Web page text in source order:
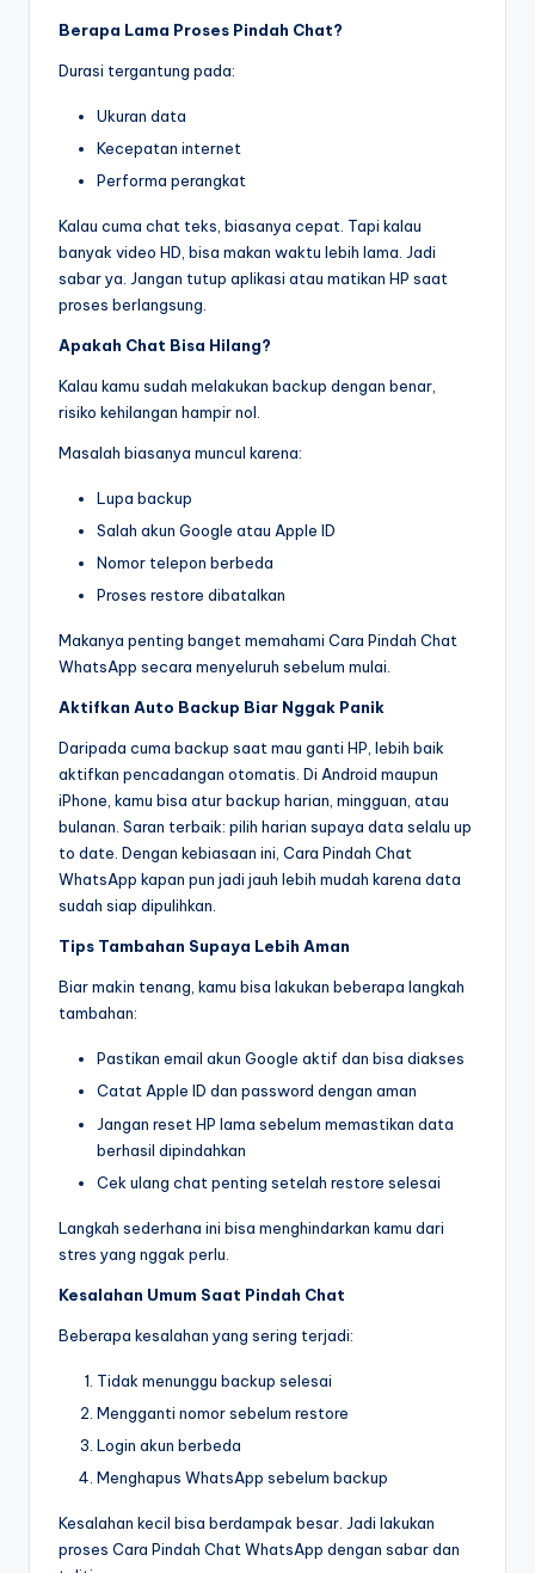
Berapa Lama Proses Pindah Chat?
Durasi tergantung pada:
Ukuran data
Kecepatan internet
Performa perangkat
Kalau cuma chat teks, biasanya cepat. Tapi kalau
banyak video HD, bisa makan waktu lebih lama. Jadi
sabar ya. Jangan tutup aplikasi atau matikan HP saat
proses berlangsung.
Apakah Chat Bisa Hilang?
Kalau kamu sudah melakukan backup dengan benar,
risiko kehilangan hampir nol.
Masalah biasanya muncul karena:
Lupa backup
Salah akun Google atau Apple ID
Nomor telepon berbeda
Proses restore dibatalkan
Makanya penting banget memahami Cara Pindah Chat
WhatsApp secara menyeluruh sebelum mulai.
Aktifkan Auto Backup Biar Nggak Panik
Daripada cuma backup saat mau ganti HP, lebih baik
aktifkan pencadangan otomatis. Di Android maupun
iPhone, kamu bisa atur backup harian, mingguan, atau
bulanan. Saran terbaik: pilih harian supaya data selalu up
to date. Dengan kebiasaan ini, Cara Pindah Chat
WhatsApp kapan pun jadi jauh lebih mudah karena data
sudah siap dipulihkan.
Tips Tambahan Supaya Lebih Aman
Biar makin tenang, kamu bisa lakukan beberapa langkah
tambahan:
Pastikan email akun Google aktif dan bisa diakses
Catat Apple ID dan password dengan aman
Jangan reset HP lama sebelum memastikan data
berhasil dipindahkan
Cek ulang chat penting setelah restore selesai
Langkah sederhana ini bisa menghindarkan kamu dari
stres yang nggak perlu.
Kesalahan Umum Saat Pindah Chat
Beberapa kesalahan yang sering terjadi:
Tidak menunggu backup selesai
Mengganti nomor sebelum restore
Login akun berbeda
Menghapus WhatsApp sebelum backup
Kesalahan kecil bisa berdampak besar. Jadi lakukan
proses Cara Pindah Chat WhatsApp dengan sabar dan